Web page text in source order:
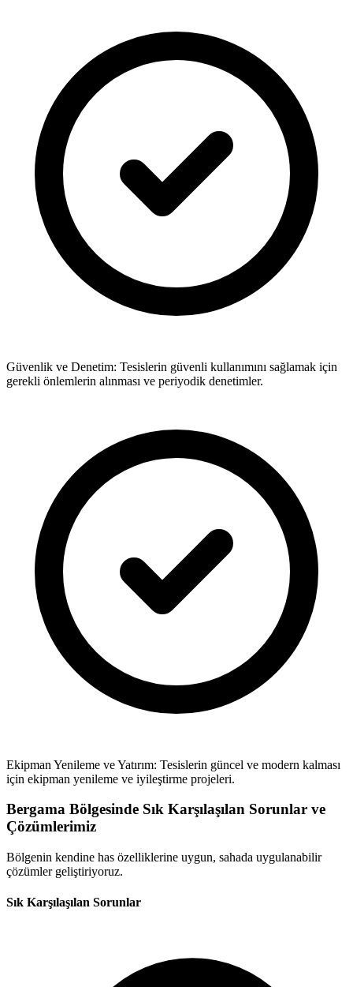
Güvenlik ve Denetim: Tesislerin güvenli kullanımını sağlamak için
gerekli önlemlerin alınması ve periyodik denetimler.
Ekipman Yenileme ve Yatırım: Tesislerin güncel ve modern kalması
için ekipman yenileme ve iyileştirme projeleri.
Bergama Bölgesinde Sık Karşılaşılan Sorunlar ve
Çözümlerimiz
Bölgenin kendine has özelliklerine uygun, sahada uygulanabilir
çözümler geliştiriyoruz.
Sık Karşılaşılan Sorunlar